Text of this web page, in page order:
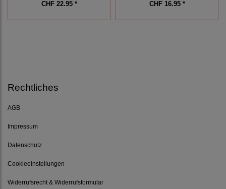
CHF 22.95 * CHF 16.95 *
Rechtliches
AGB
Impressum
Datenschutz
Cookieeinstellungen
Widerrufsrecht & Widerrufsformular